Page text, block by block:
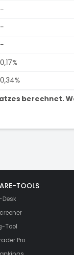
-
-
-
0,17%
0,34%
berechnet.
TOOLS
Tool
Pro